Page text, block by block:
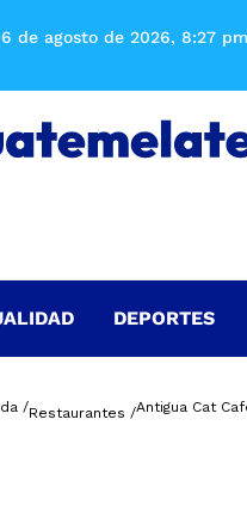
de agosto de 2026, 8:27 pm
DEPORTES
/Restaurantes /Antigua Cat